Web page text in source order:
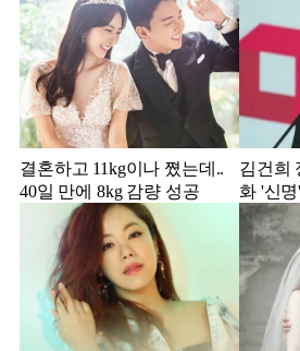
결혼하고 11kg이나 쪘는데..
40일 만에 8kg 감량 성공
김건희
화 '신